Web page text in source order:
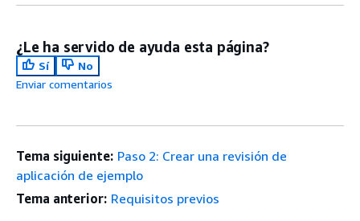
¿Le ha servido de ayuda esta página?
Sí
No
Enviar comentarios
Tema siguiente: Paso 2: Crear una revisión de
aplicación de ejemplo
Tema anterior: Requisitos previos